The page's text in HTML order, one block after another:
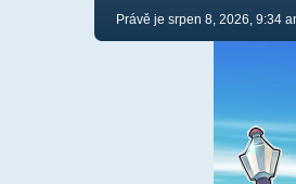
Právě je srpen 8, 2026, 9:34